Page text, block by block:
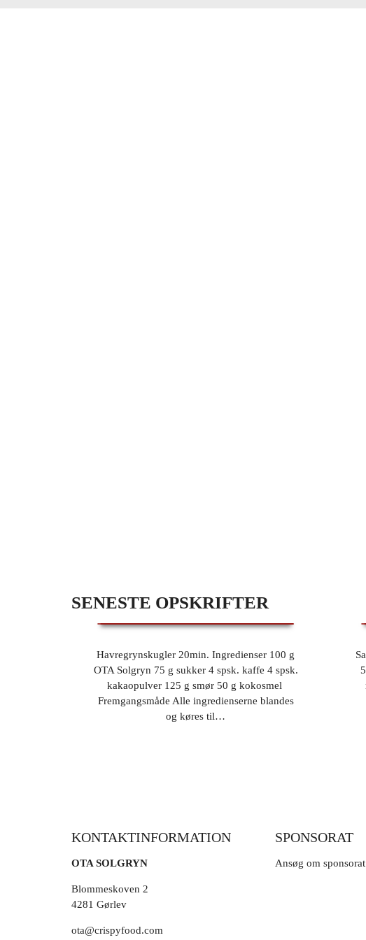
SENESTE OPSKRIFTER
HAVREGRYNSKUGLER
Havregrynskugler 20min. Ingredienser 100 g
OTA Solgryn 75 g sukker 4 spsk. kaffe 4 spsk.
kakaopulver 125 g smør 50 g kokosmel ​
Fremgangsmåde Alle ingredienserne blandes
og køres til…
KONTAKTINFORMATION
OTA SOLGRYN
Blommeskoven 2
4281 Gørlev
ota@crispyfood.com
SPONSORAT
Ansøg om